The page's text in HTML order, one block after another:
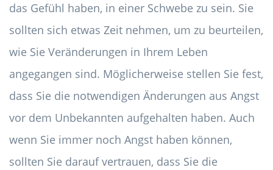
das Gefühl haben, in einer Schwebe zu sein. Sie
sollten sich etwas Zeit nehmen, um zu beurteilen,
wie Sie Veränderungen in Ihrem Leben
angegangen sind. Möglicherweise stellen Sie fest,
dass Sie die notwendigen Änderungen aus Angst
vor dem Unbekannten aufgehalten haben. Auch
wenn Sie immer noch Angst haben können,
sollten Sie darauf vertrauen, dass Sie die